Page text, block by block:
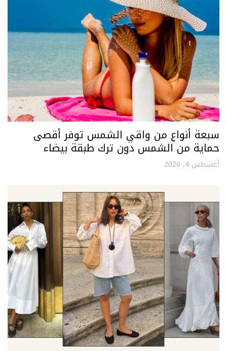
سبعة أنواع من واقي الشمس توفر أقصى
حماية من الشمس دون ترك طبقة بيضاء
أغسطس 4, 2026